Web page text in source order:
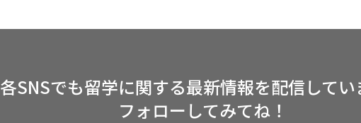
各SNSでも留学に関する最新情報を配信してい
フォローしてみてね！